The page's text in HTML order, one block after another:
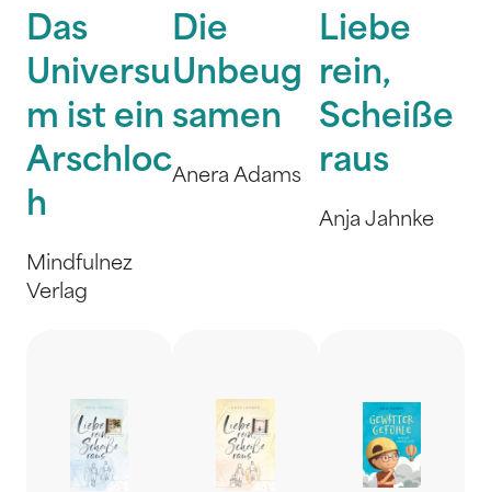
Das
Universu
m ist ein
Arschloc
h
Mindfulnez
Verlag
Die
Unbeug
samen
Anera Adams
Liebe
rein,
Scheiße
raus
Anja Jahnke